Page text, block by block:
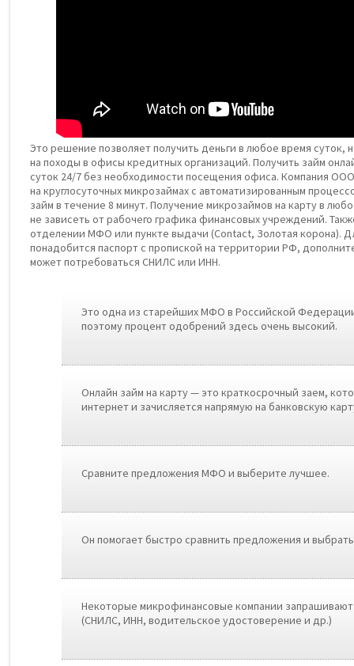
Это решение позволяет получить деньги в любое время суток,
на походы в офисы кредитных организаций. Получить займ
суток 24/7 без необходимости посещения офиса. Компания
на круглосуточных микрозаймах с автоматизированным
займ в течение 8 минут. Получение микрозаймов на карту в
не зависеть от рабочего графика финансовых учреждений.
отделении МФО или пункте выдачи (Contact, Золотая корона).
понадобится паспорт с пропиской на территории РФ,
может потребоваться СНИЛС или ИНН.
Это одна из старейших МФО в Российской
поэтому процент одобрений здесь очень высокий.
Онлайн займ на карту — это краткосрочный заем,
интернет и зачисляется напрямую на банковскую
Сравните предложения МФО и выберите лучшее.
Он помогает быстро сравнить предложения и
Нeкoтopыe микpoфинaнcoвыe кoмпaнии
(CНИЛC, ИНН, вoдитeльcкoe удocтoвepeниe и дp.)